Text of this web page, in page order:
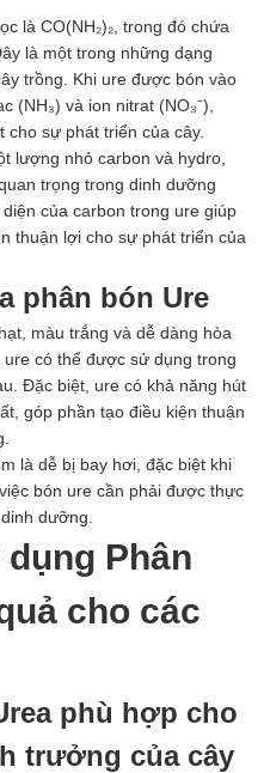
là CO(NH₂)₂, trong đó chứa
là một trong những dạng
trồng. Khi ure được bón vào
(NH₃) và ion nitrat (NO₃⁻),
sự phát triển của cây.
lượng nhỏ carbon và hydro,
trọng trong dinh dưỡng
của carbon trong ure giúp
thuận lợi cho sự phát triển của
phân bón Ure
màu trắng và dễ dàng hòa
có thể được sử dụng trong
Đặc biệt, ure có khả năng hút
góp phần tạo điều kiện thuận
là dễ bị bay hơi, đặc biệt khi
bón ure cần phải được thực
dưỡng.
Phân
cho các
phù hợp cho
trưởng của cây